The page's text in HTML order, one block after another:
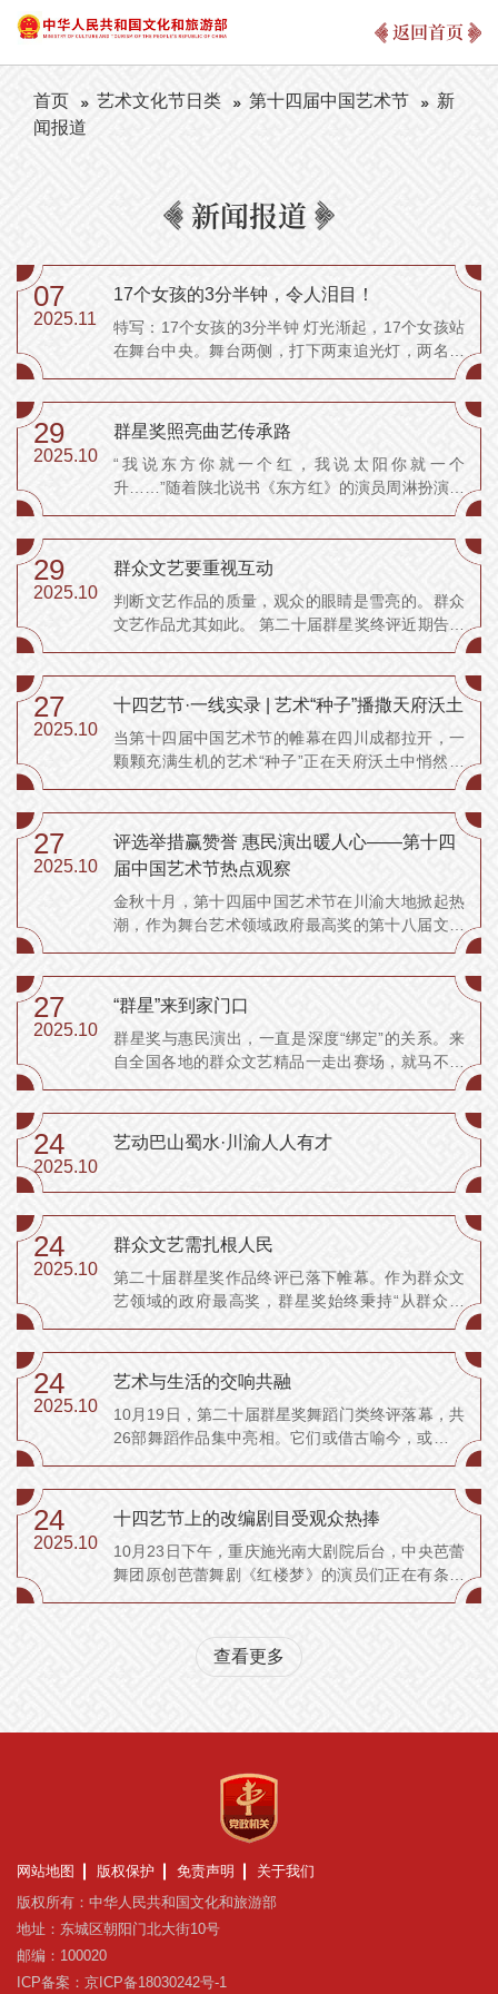
返回首页
首页 艺术文化节日类 第十四届中国艺术节
新
闻报道
新闻报道
07
2025.11
17个女孩的3分半钟，令人泪目！
特写：17个女孩的3分半钟 灯光渐起，17个女孩站
在舞台中央。舞台两侧，打下两束追光灯，两名指
挥老师各站一角，背向观众，随着音乐节拍，对女
孩们比划着手势。 女孩们听不见声音，却翩然起
舞。 11月4日下午，全国优秀群众文艺作品展演暨
第二十届群...
29
2025.10
群星奖照亮曲艺传承路
“我说东方你就一个红，我说太阳你就一个
升……”随着陕北说书《东方红》的演员周淋扮演的
李有源将作品唱至高潮，尽管部分观众未能完全听
懂陕北方言，却纷纷循着熟悉的旋律自发跟唱。这
种跨越地域和语言障碍的文化共鸣，展现了传统曲
艺直抵人心的力量。在第二十届群星奖曲艺终评的
舞台上，这样的场景...
29
2025.10
群众文艺要重视互动
判断文艺作品的质量，观众的眼睛是雪亮的。群众
文艺作品尤其如此。 第二十届群星奖终评近期告一
段落，众多作品反响热烈。令人感动的是，在声光
电“炫技”较为盛行的当下，群众文艺不求大制作，
而凭借其现实温度和质朴表达收获好口碑，与观众
形成深层互动。 这表明，群众文...
27
2025.10
十四艺节·一线实录 | 艺术“种子”播撒天府沃土
当第十四届中国艺术节的帷幕在四川成都拉开，一
颗颗充满生机的艺术“种子”正在天府沃土中悄然萌
发。“这场国家级艺术盛会打破了传统壁垒，形成激
活创作动能的倒逼机制。”四川省文化和旅游厅艺术
处相关负责人直言，其深层意义在于推动四川文艺
创作生态的质变——从“偶有佳作”的偶然走向“常出
精品...
27
2025.10
评选举措赢赞誉 惠民演出暖人心​——第十四
届中国艺术节热点观察
金秋十月，第十四届中国艺术节在川渝大地掀起热
潮，作为舞台艺术领域政府最高奖的第十八届文华
奖评选同步推进。本届文华奖以改革之姿汇聚艺术
力量，用多元表达回应群众期待。中期节点回望，
奖项评选不仅成为艺术创作的风向标，更搭建起全
民共享的文化桥梁。截至10月25日，第十四届中国
艺术节全网...
27
2025.10
“群星”来到家门口
群星奖与惠民演出，一直是深度“绑定”的关系。来
自全国各地的群众文艺精品一走出赛场，就马不停
蹄地奔向街巷、广场，与更多观众面对面。9月26
日、10月18日、10月20日，第二十届群星奖广场
舞、曲艺、舞蹈终评举办地重庆共开展了9场惠民演
出。 根据不同项目和门类的作品特点...
24
2025.10
艺动巴山蜀水·川渝人人有才
24
2025.10
群众文艺需扎根人民
第二十届群星奖作品终评已落下帷幕。作为群众文
艺领域的政府最高奖，群星奖始终秉持“从群众中
来，到群众中去”的理念。本届舞蹈类作品以现实生
活为土壤，通过创新性的艺术表达绽放出时代的光
华，最终以直抵人心的表现形式回归群众，生动诠
释了群众文艺“取之于民、用之于民”的本质特征...
24
2025.10
艺术与生活的交响共融
10月19日，第二十届群星奖舞蹈门类终评落幕，共
26部舞蹈作品集中亮相。它们或借古喻今，或直面
现实，舞蹈艺术与生活紧密交织，深刻展现了群众
文化的蓬勃生机与无限创意。 扎根生活，反映时代
“每个重庆人对红岩精神都有特殊的感情。用街舞词
汇讲好红岩精神是我们一...
24
2025.10
十四艺节上的改编剧目受观众热捧
10月23日下午，重庆施光南大剧院后台，中央芭蕾
舞团原创芭蕾舞剧《红楼梦》的演员们正在有条不
紊地热身、化妆，为当晚的演出做准备。当中国古
一场跨界的盛宴，呈现在观众面前。 10月16日，第
十四届中国艺术节（以下...
查看更多
网站地图 版权保护 免责声明
关于我们
版权所有：中华人民共和国文化和旅游部
地址：东城区朝阳门北大街10号
邮编：100020
ICP备案：京ICP备18030242号-1